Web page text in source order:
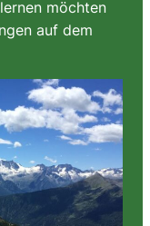
möchten
auf dem